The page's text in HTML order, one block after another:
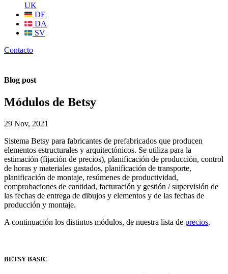
UK
DE
DA
SV
Contacto
Blog post
Módulos de Betsy
29 Nov, 2021
Sistema Betsy para fabricantes de prefabricados que producen
elementos estructurales y arquitectónicos. Se utiliza para la
estimación (fijación de precios), planificación de producción, control
de horas y materiales gastados, planificación de transporte,
planificación de montaje, resúmenes de productividad,
comprobaciones de cantidad, facturación y gestión / supervisión de
las fechas de entrega de dibujos y elementos y de las fechas de
producción y montaje.
A continuación los distintos módulos, de nuestra lista de precios.
BETSY BASIC